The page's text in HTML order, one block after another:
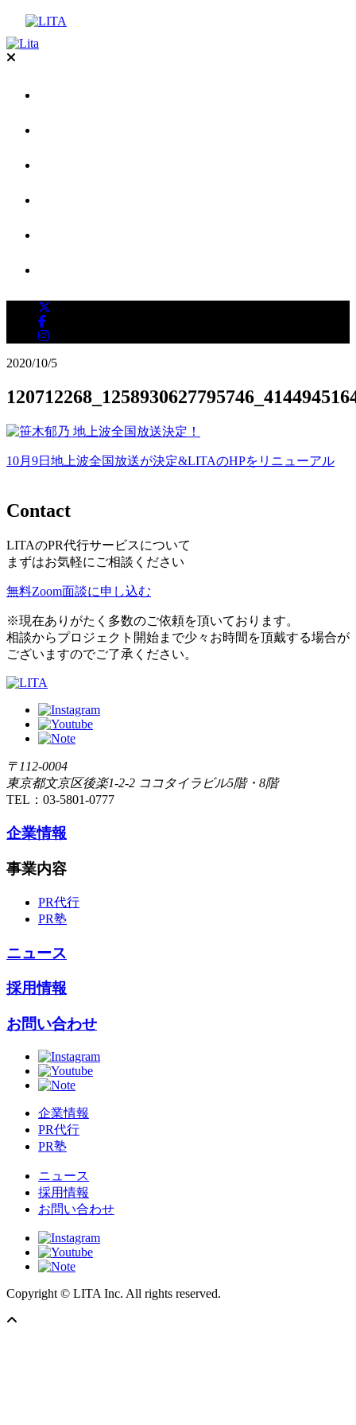
2020/10/5
投
ナ
ビ
ゲ
ー
シ
ョ
10月9日地上波全国放送が決定&LITAのHPをリニューアル
Contact
LITAのPR代行サービスについて
まずはお気軽にご相談ください
無料Zoom面談に申し込む
※現在ありがたく多数のご依頼を頂いております。
相談からプロジェクト開始まで少々お時間を頂戴する場合が
ございますのでご了承ください。
〒112-0004
東京都文京区後楽1-2-2 ココタイラビル5階・8階
TEL：03-5801-0777
企業情報
事業内容
PR代行
PR塾
ニュース
採用情報
お問い合わせ
企業情報
PR代行
PR塾
ニュース
採用情報
お問い合わせ
Copyright © LITA Inc. All rights reserved.